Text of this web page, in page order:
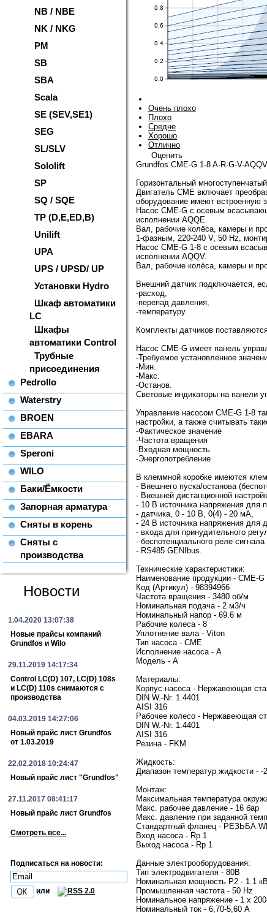
NB / NBE
NK / NKG
PM
SB
SBA
Scala
SE (SEV,SE1)
SEG
SL/SLV
Sololift
SP
SQ / SQE
TP (D,E,ED,B)
Unilift
UPA
UPS / UPSD/ UP
Установки Hydro
Шкаф автоматики
LC
Шкафы
автоматики Control
Трубные
присоединения
Pedrollo
Waterstry
BROEN
EBARA
Speroni
WILO
Баки/Ёмкости
Запорная арматура
Сняты в корень
Сняты с
производства
Новости
1.04.2020 13:07:38
Новые прайсы компаний
Grundfos и Wilo
29.11.2019 14:17:34
Control LC(D) 107, LC(D) 108s
и LC(D) 110s снимаются с
производства
04.03.2019 14:27:06
Новый прайс лист Grundfos
от 1.03.2019
22.02.2018 10:24:47
Новый прайс лист "Grundfos"
27.11.2017 08:41:17
Новый прайс лист Grundfos
Смотреть все...
Подписаться на новости:
или
Очень плохо
Плохо
Средне
Хорошо
Отлично
Оценить
Grundfos CME-G 1-8 A-R-G-V-AQQV
Горизонтальный
Двигатель CME включает
оборудование имеют встроенную
Насос CME-G с осевым
исполнении AQQE.
Вал, рабочие колёса, камеры и
1-фазным, 220-240 V, 50 Hz,
Насос CME-G 1-8 с осевым
исполнении AQQV.
Вал, рабочие колёса, камеры и
Внешний датчик подключается,
-расход,
-перепад давления,
-температуру.
Комплекты датчиков
Насос CME-G имеет панель
-Требуемое установленное
-Мин.
-Макс.
-Останов.
Световые индикаторы на панели
Управление насосом CME-G 1-8
настройки, а также считывать
-Фактическое значение
-Частота вращения
-Входная мощность
-Энергопотребление
В клеммной коробке имеются
- Внешнего пуска/останова
- Внешней дистанционной
- 10 В источника напряжения для
- датчика, 0 - 10 В, 0(4) - 20 мА,
- 24 В источника напряжения для
- входа для принудительного
- беспотенциального реле
- RS485 GENIbus.
Технические характеристики:
Наименование продукции - CME-G
Код (Артикул) - 98394966
Частота вращения - 3480 об/м
Номинальная подача - 2 м3/ч
Номинальный напор - 69.6 м
Рабочие колеса - 8
Уплотнение вала - Viton
Тип насоса - CME
Исполнение насоса - A
Модель - A
Материалы:
Корпус насоса - Нержавеющая
DIN W.-Nr. 1.4401
AISI 316
Рабочее колесо - Нержавеющая
DIN W.-Nr. 1.4401
AISI 316
Резина - FKM
Жидкость:
Диапазон температур жидкости - -
Монтаж:
Максимальная температура
Макс. рабочее давление - 16 бар
Макс. давление при заданной
Стандартный фланец - РЕЗЬБА
Вход насоса - Rp 1
Выход насоса - Rp 1
Данные электрооборудования:
Тип электродвигателя - 80B
Номинальная мощность P2 - 1.1
Промышленная частота - 50 Hz
Номинальное напряжение - 1 x
Номинальный ток - 6,70-5,60 A